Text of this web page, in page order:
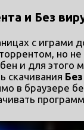
и Без
с играми
но
и для этого
скачивания
в браузере